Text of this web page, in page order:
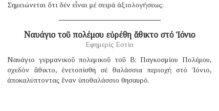
Σημειώνεται ὅτι δέν εἶναι μέ σειρά ἀξιολογήσεως:
Ναυάγιο τοῦ πολέμου εὑρέθη ἄθικτο στό Ἰόνιο
Εφημερίς Εστία
Ναυάγιο γερμανικοῦ πολεμικοῦ τοῦ B; Παγκοσμίου Πολέμου,
σχεδόν ἄθικτο, ἐνετοπίσθη σέ θαλάσσια περιοχή στό Ἰόνιο,
ἀποκαλύπτοντας ἕναν ὑποθαλάσσιο θησαυρό.